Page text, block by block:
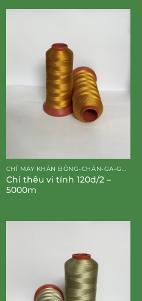
CHỈ MAY KHĂN BÔNG-CHĂN-GA-GỐI-ĐỆM
Chỉ thêu vi tính 120d/2 –
5000m